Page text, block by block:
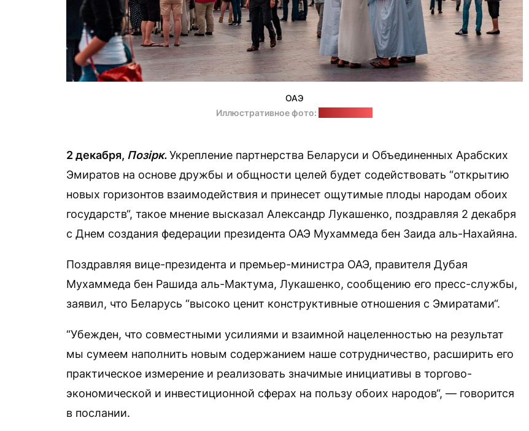
ОАЭ
Иллюстративное фото:
2 декабря, Позірк.Укрепление партнерства Беларуси и Объединенных Арабских
Эмиратов на основе дружбы и общности целей будет содействовать “открытию
новых горизонтов взаимодействия и принесет ощутимые плоды народам обоих
государств“, такое мнение высказал Александр Лукашенко, поздравляя 2 декабря
с Днем создания федерации президента ОАЭ Мухаммеда бен Заида аль-Нахайяна.
Поздравляя вице-президента и премьер-министра ОАЭ, правителя Дубая
Мухаммеда бен Рашида аль-Мактума, Лукашенко, сообщению его пресс-службы,
заявил, что Беларусь “высоко ценит конструктивные отношения с Эмиратами“.
“Убежден, что совместными усилиями и взаимной нацеленностью на результат
мы сумеем наполнить новым содержанием наше сотрудничество, расширить его
практическое измерение и реализовать значимые инициативы в торгово-
экономической и инвестиционной сферах на пользу обоих народов“, — говорится
в послании.